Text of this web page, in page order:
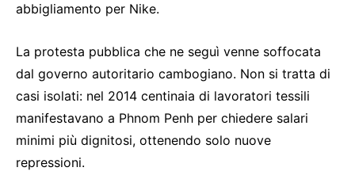
abbigliamento per Nike.
La protesta pubblica che ne seguì venne soffocata
dal governo autoritario cambogiano. Non si tratta di
casi isolati: nel 2014 centinaia di lavoratori tessili
manifestavano a Phnom Penh per chiedere salari
minimi più dignitosi, ottenendo solo nuove
repressioni.